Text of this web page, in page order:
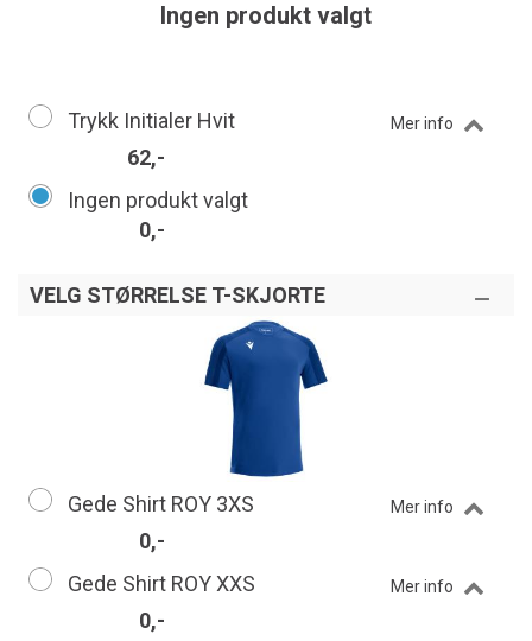
Ingen produkt valgt
Trykk Initialer Hvit Mer info
62,-
Ingen produkt valgt
0,-
VELG STØRRELSE T-SKJORTE
Gede Shirt ROY 3XS Mer info
0,-
Gede Shirt ROY XXS
Mer info
0,-